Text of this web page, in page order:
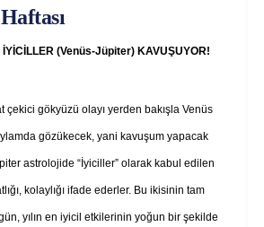
(Venüs-Jüpiter) KAVUŞUYOR!
çekici gökyüzü olayı yerden bakışla Venüs
gözükecek, yani kavuşum yapacak
astrolojide “İyiciller” olarak kabul edilen
kolaylığı ifade ederler. Bu ikisinin tam
yılın en iyicil etkilerinin yoğun bir şekilde